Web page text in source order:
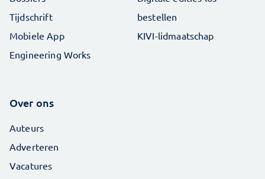
Tijdschrift
Mobiele App
Engineering Works
bestellen
KIVI-lidmaatschap
Over ons
Auteurs
Adverteren
Vacatures